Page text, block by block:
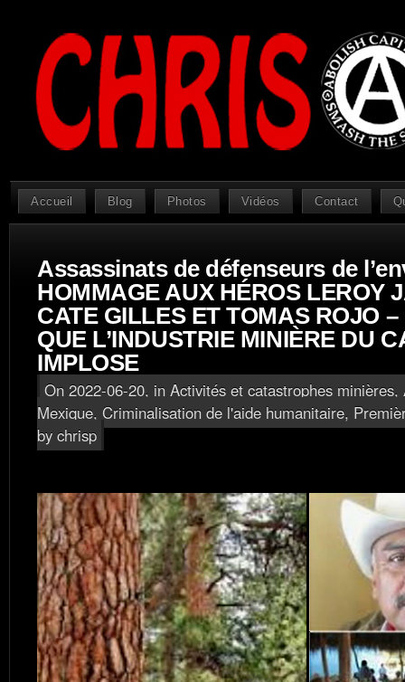
Accueil Blog Photos Vidéos Contact
Assassinats de défenseurs de
HOMMAGE AUX HÉROS LEROY
CATE GILLES ET TOMAS ROJO
QUE L’INDUSTRIE MINIÈRE DU
IMPLOSE
On 2022-06-20, in Activités et catastrophes minières,
Mexique, Criminalisation de l'aide humanitaire,
by chrisp